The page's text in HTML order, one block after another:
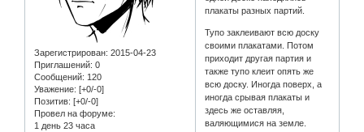
Зарегистрирован: 2015-04-23
Приглашений: 0
Сообщений: 120
Уважение: [+0/-0]
Позитив: [+0/-0]
Провел на форуме:
1 день 23 часа
плакаты разных партий.
Тупо заклеивают всю доску
своими плакатами. Потом
приходит другая партия и
также тупо клеит опять же
всю доску. Иногда поверх, а
иногда срывая плакаты и
здесь же оставляя,
валяющимися на земле.